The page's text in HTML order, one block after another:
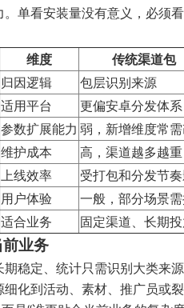
单看安装量没有意义，必须
维度
传统渠道包
归因逻辑
包层识别来源
适用平台
更偏安卓分发体系
参数扩展能力 弱，新增维度常
维护成本
高，渠道越多越重
上线效率
受打包和分发节
用户体验
一般，部分场景
适合业务
固定渠道、长期
业务
稳定、统计只需识别大类来
化到活动、素材、推广员或